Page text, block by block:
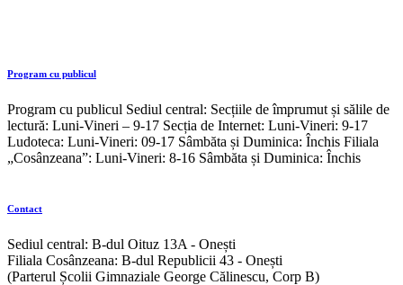
Program cu publicul
Program cu publicul Sediul central: Secțiile de împrumut și sălile de
lectură: Luni-Vineri – 9-17 Secția de Internet: Luni-Vineri: 9-17
Ludoteca: Luni-Vineri: 09-17 Sâmbăta și Duminica: Închis Filiala
„Cosânzeana”: Luni-Vineri: 8-16 Sâmbăta și Duminica: Închis
Contact
Sediul central: B-dul Oituz 13A - Onești
Filiala Cosânzeana: B-dul Republicii 43 - Onești
(Parterul Școlii Gimnaziale George Călinescu, Corp B)